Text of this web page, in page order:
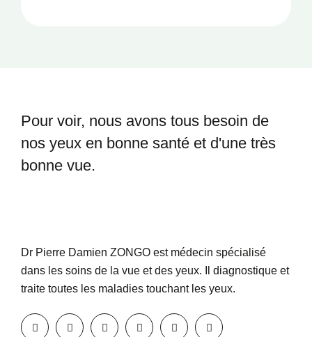
Pour voir, nous avons tous besoin de
nos yeux en bonne santé et d'une très
bonne vue.
Dr Pierre Damien ZONGO est médecin spécialisé
dans les soins de la vue et des yeux. Il diagnostique et
traite toutes les maladies touchant les yeux.